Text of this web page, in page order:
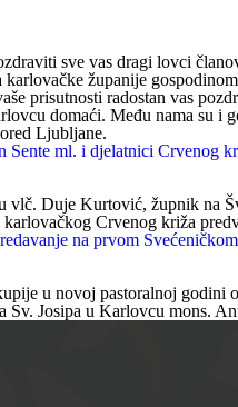
sve vas dragi lovci
karlovačke županije
prisutnosti radostan vas
domaći. Među nama su i
Ljubljane.
ml. i djelatnici Crvenog
vlč. Duje Kurtović, župnik na
karlovačkog Crvenog križa
na prvom
u novoj pastoralnoj
Sv. Josipa u Karlovcu mons.